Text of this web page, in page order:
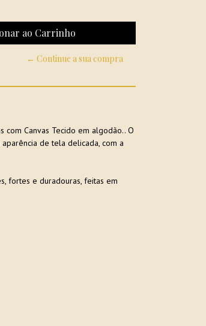
← Continue a sua compra
com Canvas Tecido em algodão.. O
de tela delicada, com a
fortes e duradouras, feitas em